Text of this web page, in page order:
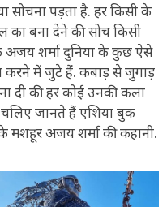
पड़ता है. हर किसी के
का बना देने की सोच किसी
शर्मा दुनिया के कुछ ऐसे
करने में जुटे हैं. कबाड़ से जुगाड़
दी की हर कोई उनकी कला
जानते हैं एशिया बुक
मशहूर अजय शर्मा की कहानी.